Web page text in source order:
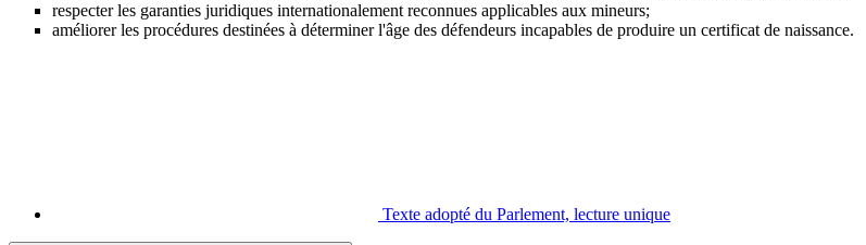
respecter les garanties juridiques internationalement reconnues applicables aux mineurs;
améliorer les procédures destinées à déterminer l'âge des défendeurs incapables de produire un certificat de naissance.
Texte adopté du Parlement, lecture unique